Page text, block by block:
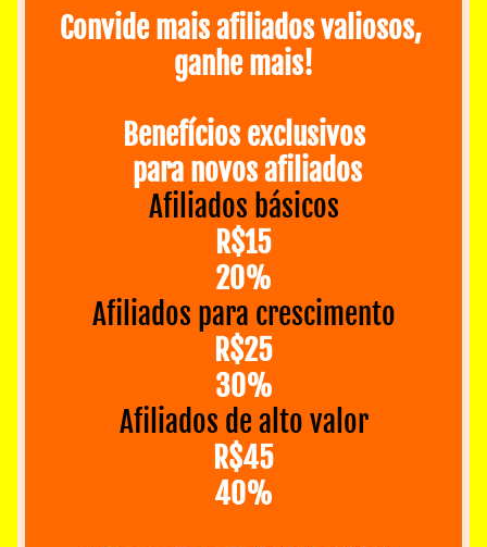
Convide mais afiliados valiosos,
ganhe mais!
Benefícios exclusivos
para novos afiliados
Afiliados básicos
R$15
20‏%
Afiliados para crescimento
R$25
30‏%
Afiliados de alto valor
R$45
40‏%